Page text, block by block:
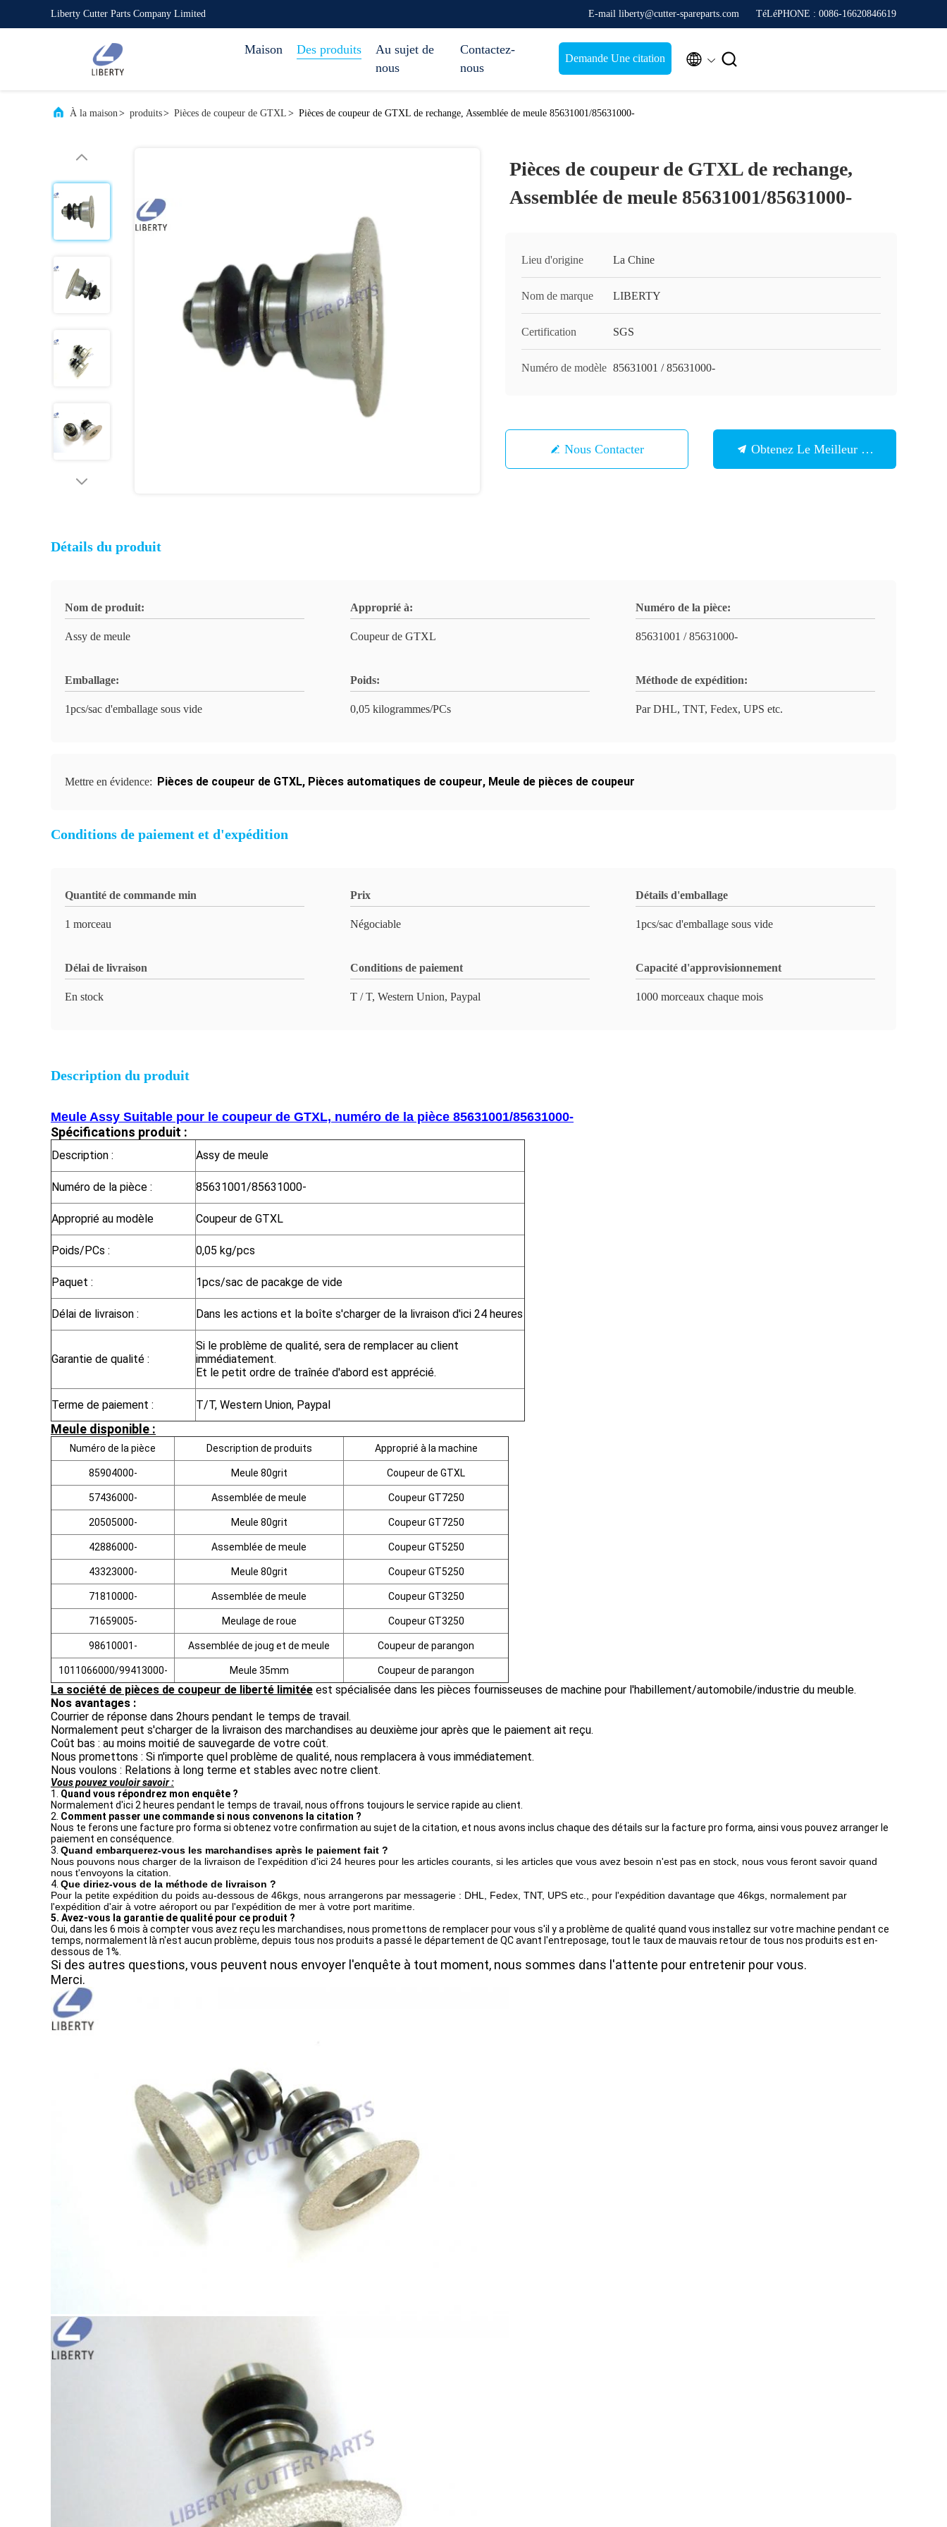
Liberty Cutter Parts Company Limited E-mail liberty@cutter-spareparts.com TéLéPHONE : 0086-16620846619
Maison Des produits
Au sujet de
nous
Contactez-
nous
Demande Une citation  
À la maison> produits> Pièces de coupeur de GTXL > Pièces de coupeur de GTXL de rechange, Assemblée de meule 85631001/85631000-
Pièces de coupeur de GTXL de rechange,
Assemblée de meule 85631001/85631000-
Lieu d'origine La Chine
Nom de marque LIBERTY
Certification SGS
Numéro de modèle 85631001 / 85631000-
Nous Contacter Obtenez Le Meilleur Prix
Détails du produit
Nom de produit:
Assy de meule
Approprié à:
Coupeur de GTXL
Numéro de la pièce:
85631001 / 85631000-
Emballage:
1pcs/sac d'emballage sous vide
Poids:
0,05 kilogrammes/PCs
Méthode de expédition:
Par DHL, TNT, Fedex, UPS etc.
Mettre en évidence: Pièces de coupeur de GTXL, Pièces automatiques de coupeur, Meule de pièces de coupeur
Conditions de paiement et d'expédition
Quantité de commande min
1 morceau
Prix
Négociable
Détails d'emballage
1pcs/sac d'emballage sous vide
Délai de livraison
En stock
Conditions de paiement
T / T, Western Union, Paypal
Capacité d'approvisionnement
1000 morceaux chaque mois
Description du produit
Meule Assy Suitable pour le coupeur de GTXL, numéro de la pièce 85631001/85631000-
Spécifications produit :
Description : Assy de meule
Numéro de la pièce : 85631001/85631000-
Approprié au modèle Coupeur de GTXL
Poids/PCs : 0,05 kg/pcs
Paquet : 1pcs/sac de pacakge de vide
Délai de livraison : Dans les actions et la boîte s'charger de la livraison d'ici 24 heures
Garantie de qualité :
Si le problème de qualité, sera de remplacer au client
immédiatement.
Et le petit ordre de traînée d'abord est apprécié.
Terme de paiement : T/T, Western Union, Paypal
Meule disponible :
Numéro de la pièce Description de produits Approprié à la machine
85904000- Meule 80grit Coupeur de GTXL
57436000- Assemblée de meule Coupeur GT7250
20505000- Meule 80grit Coupeur GT7250
42886000- Assemblée de meule Coupeur GT5250
43323000- Meule 80grit Coupeur GT5250
71810000- Assemblée de meule Coupeur GT3250
71659005- Meulage de roue Coupeur GT3250
98610001- Assemblée de joug et de meule Coupeur de parangon
1011066000/99413000- Meule 35mm Coupeur de parangon
La société de pièces de coupeur de liberté limitée est spécialisée dans les pièces fournisseuses de machine pour l'habillement/automobile/industrie du meuble.
Nos avantages :
Courrier de réponse dans 2hours pendant le temps de travail.
Normalement peut s'charger de la livraison des marchandises au deuxième jour après que le paiement ait reçu.
Coût bas : au moins moitié de sauvegarde de votre coût.
Nous promettons : Si n'importe quel problème de qualité, nous remplacera à vous immédiatement.
Nous voulons : Relations à long terme et stables avec notre client.
Vous pouvez vouloir savoir :
1. Quand vous répondrez mon enquête ?
Normalement d'ici 2 heures pendant le temps de travail, nous offrons toujours le service rapide au client.
2. Comment passer une commande si nous convenons la citation ?
Nous te ferons une facture pro forma si obtenez votre confirmation au sujet de la citation, et nous avons inclus chaque des détails sur la facture pro forma, ainsi vous pouvez arranger le
paiement en conséquence.
3. Quand embarquerez-vous les marchandises après le paiement fait ?
Nous pouvons nous charger de la livraison de l'expédition d'ici 24 heures pour les articles courants, si les articles que vous avez besoin n'est pas en stock, nous vous feront savoir quand
nous t'envoyons la citation.
4. Que diriez-vous de la méthode de livraison ?
Pour la petite expédition du poids au-dessous de 46kgs, nous arrangerons par messagerie : DHL, Fedex, TNT, UPS etc., pour l'expédition davantage que 46kgs, normalement par
l'expédition d'air à votre aéroport ou par l'expédition de mer à votre port maritime.
5. Avez-vous la garantie de qualité pour ce produit ?
Oui, dans les 6 mois à compter vous avez reçu les marchandises, nous promettons de remplacer pour vous s'il y a problème de qualité quand vous installez sur votre machine pendant ce
temps, normalement là n'est aucun problème, depuis tous nos produits a passé le département de QC avant l'entreposage, tout le taux de mauvais retour de tous nos produits est en-
dessous de 1%.
Si des autres questions, vous peuvent nous envoyer l'enquête à tout moment, nous sommes dans l'attente pour entretenir pour vous.
Merci.